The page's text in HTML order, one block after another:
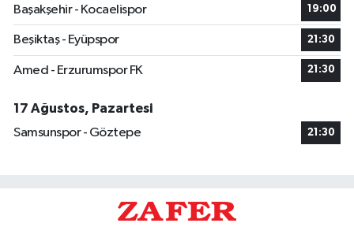
Başakşehir - Kocaelispor
19:00
Beşiktaş - Eyüpspor 21:30
Amed - Erzurumspor FK 21:30
17 Ağustos, Pazartesi
Samsunspor - Göztepe
21:30